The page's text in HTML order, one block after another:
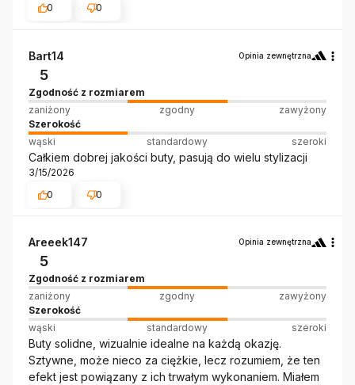
0
0
Bart14 Opinia zewnętrzna
5
Zgodność z rozmiarem
zaniżony
zgodny
zawyżony
Szerokość
wąski
standardowy szeroki
Całkiem dobrej jakości buty, pasują do wielu stylizacji
3/15/2026
0
0
Areeek147 Opinia zewnętrzna
5
Zgodność z rozmiarem
zaniżony
zgodny
zawyżony
Szerokość
wąski
standardowy szeroki
Buty solidne, wizualnie idealne na każdą okazję.
Sztywne, może nieco za ciężkie, lecz rozumiem, że ten
efekt jest powiązany z ich trwałym wykonaniem. Miałem